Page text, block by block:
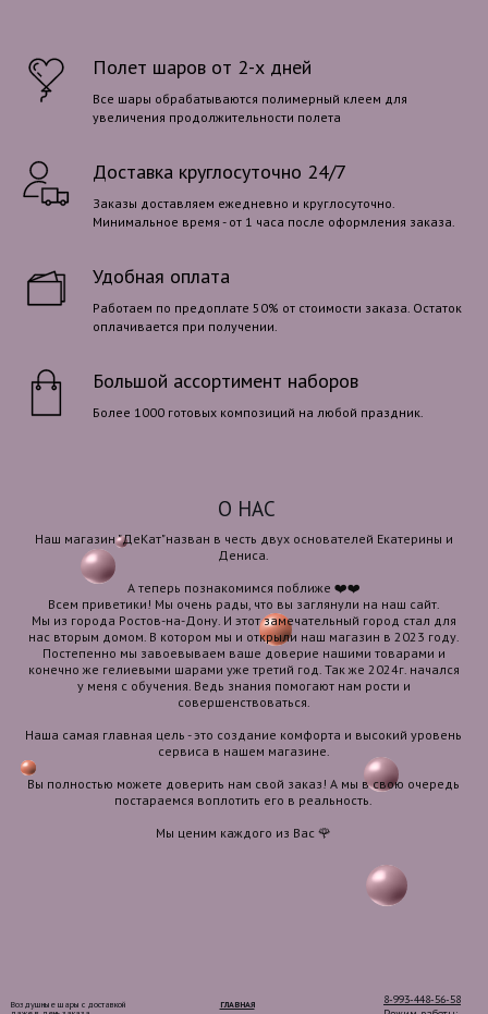
Полет шаров от 2-х дней
Все шары обрабатываются полимерный клеем для
увеличения продолжительности полета
Доставка круглосуточно 24/7
Заказы доставляем ежедневно и круглосуточно.
Минимальное время - от 1 часа после оформления заказа.
Удобная оплата
Работаем по предоплате 50% от стоимости заказа. Остаток
оплачивается при получении.
Большой ассортимент наборов
Более 1000 готовых композиций на любой праздник.
О НАС
Наш магазин "ДеКат"назван в честь двух основателей Екатерины и
Дениса.
А теперь познакомимся поближе ❤️❤️
Всем приветики! Мы очень рады, что вы заглянули на наш сайт.
Мы из города Ростов-на-Дону. И этот замечательный город стал для
нас вторым домом. В котором мы и открыли наш магазин в 2023 году.
Постепенно мы завоевываем ваше доверие нашими товарами и
конечно же гелиевыми шарами уже третий год. Так же 2024г. начался
у меня с обучения. Ведь знания помогают нам рости и
совершенствоваться.
Наша самая главная цель - это создание комфорта и высокий уровень
сервиса в нашем магазине.
Вы полностью можете доверить нам свой заказ! А мы в свою очередь
постараемся воплотить его в реальность.
Мы ценим каждого из Вас 🌹
ГЛАВНАЯ
8-993-448-56-58
Воздушные шары с доставкой